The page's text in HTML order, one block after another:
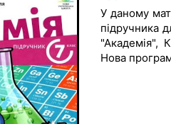
У даному
підручника
"Академія",
Нова